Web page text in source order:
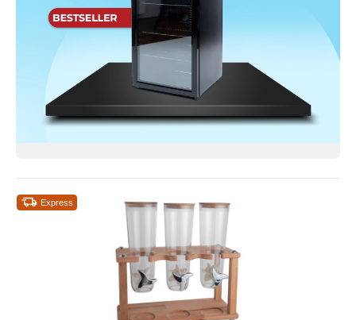
Express